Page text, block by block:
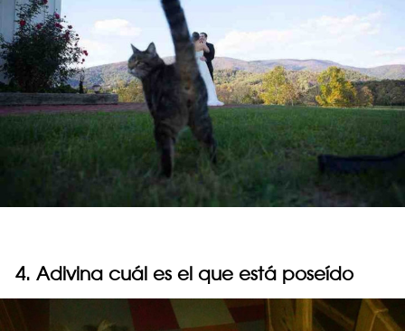
4. Adivina cuál es el que está poseído